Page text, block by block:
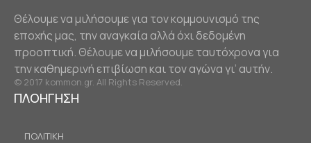
Θέλουμε να μιλήσουμε για τον κομμουνισμό της
εποχής μας, την αναγκαία αλλά όχι δεδομένη
προοπτική. Θέλουμε να μιλήσουμε ταυτόχρονα για
την καθημερινή επιβίωση και τον αγώνα γι’ αυτήν.
© 2017 kommon.gr. All Rights Reserved.
ΠΛΟΗΓΗΣΗ
ΠΟΛΙΤΙΚΗ